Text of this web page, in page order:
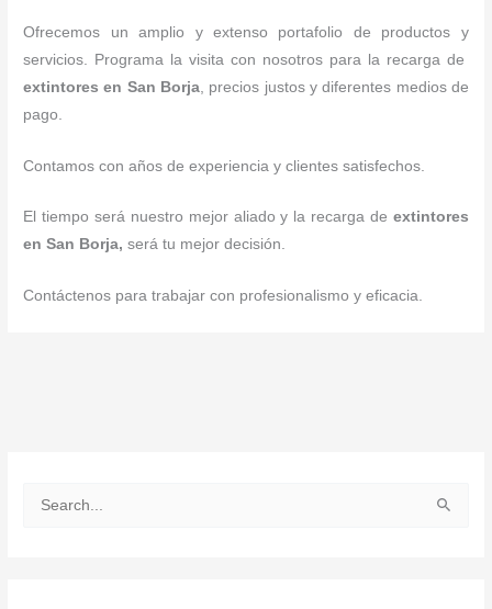
Ofrecemos un amplio y extenso portafolio de productos y
servicios. Programa la visita con nosotros para la recarga de
extintores en San Borja , precios justos y diferentes medios de
pago.
Contamos con años de experiencia y clientes satisfechos.
El tiempo será nuestro mejor aliado y la recarga de extintores
en San Borja,será tu mejor decisión.
Contáctenos para trabajar con profesionalismo y eficacia.